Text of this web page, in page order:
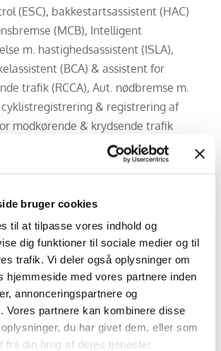
bruger cookies
til at tilpasse vores indhold og
dig funktioner til sociale medier og til
trafik. Vi deler også oplysninger om
hjemmeside med vores partnere inden
annonceringspartnere og
Vores partnere kan kombinere disse
du har givet dem, eller som
fra din brug af deres tjenester.
(ESC), bakkestartsassistent (HAC)
(MCB), Intelligent
m. hastighedsassistent (ISLA),
(BCA) & assistent for
trafik (RCCA), Aut. nødbremse m.
& registrering af
modkørende & krydsende trafik
vejbaneassistent m. Hands-On-
Fjernstyret opvarming af kabine, 11kW
førersæde, Multijusterbart
splitbagsæde, Aut. Kørelys,
Smart Key, Aut. klimaanlæg m. 1
bagagerumsbund, Aut.
Justerbart armlæn m. opbevaring
Højvolts kabinevarmer (PTC), Aut.
Paddleshifters på rattet, El-
Lomme bag på førersæde,